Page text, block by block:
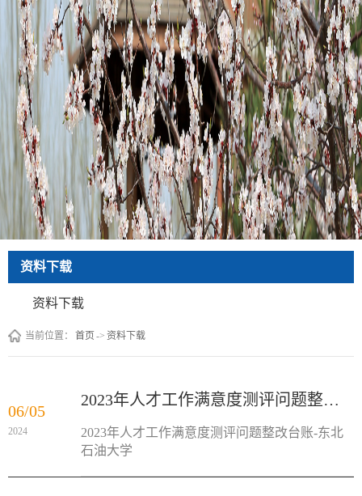
资料下载
资料下载
当前位置： 首页 -> 资料下载
06/05
2024
2023年人才工作满意度测评问题整改台账-东北石油大学
2023年人才工作满意度测评问题整改台账-东北
石油大学